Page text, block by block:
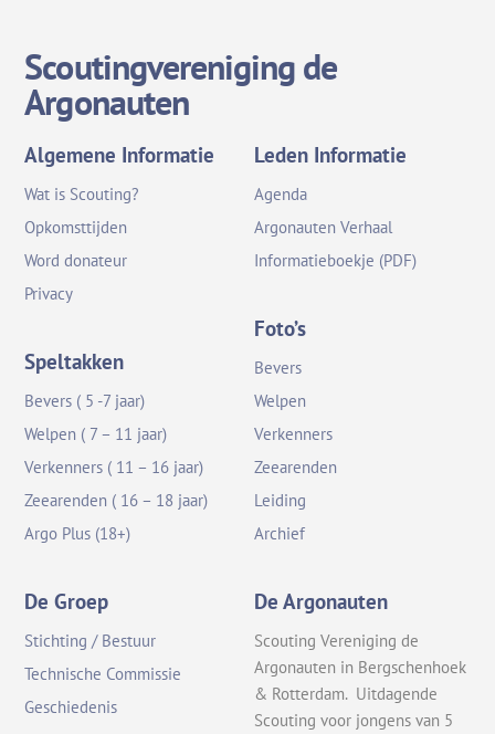
Scoutingvereniging de
Argonauten
Algemene Informatie
Wat is Scouting?
Opkomsttijden
Word donateur
Privacy
Speltakken
Bevers ( 5 -7 jaar)
Welpen ( 7 – 11 jaar)
Verkenners ( 11 – 16 jaar)
Zeearenden ( 16 – 18 jaar)
Argo Plus (18+)
Leden Informatie
Agenda
Argonauten Verhaal
Informatieboekje (PDF)
Foto’s
Bevers
Welpen
Verkenners
Zeearenden
Leiding
Archief
De Groep
Stichting / Bestuur
Technische Commissie
Geschiedenis
De Argonauten
Scouting Vereniging de
Argonauten in Bergschenhoek
& Rotterdam. Uitdagende
Scouting voor jongens van 5